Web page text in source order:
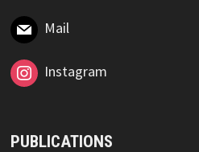
Mail
Instagram
PUBLICATIONS